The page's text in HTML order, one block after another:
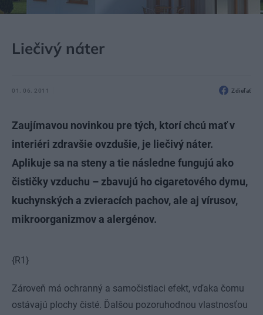
Liečivý náter
01. 06. 2011 Zdieľať
Zaujímavou novinkou pre tých, ktorí chcú mať v
interiéri zdravšie ovzdušie, je liečivý náter.
Aplikuje sa na steny a tie následne fungujú ako
čističky vzduchu – zbavujú ho cigaretového dymu,
kuchynských a zvieracích pachov, ale aj vírusov,
mikroorganizmov a alergénov.
{R1}
Zároveň má ochranný a samočistiaci efekt, vďaka čomu
ostávajú plochy čisté. Ďalšou pozoruhodnou vlastnosťou